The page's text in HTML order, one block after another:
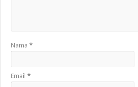
Nama*
Email*